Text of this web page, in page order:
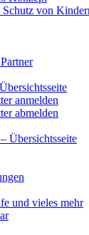
von
anmelden
abmelden
Übersichtsseite
und vieles mehr